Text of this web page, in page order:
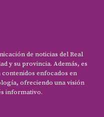
de noticias del Real
y su provincia. Además, es
enfocados en
ofreciendo una visión
informativo.